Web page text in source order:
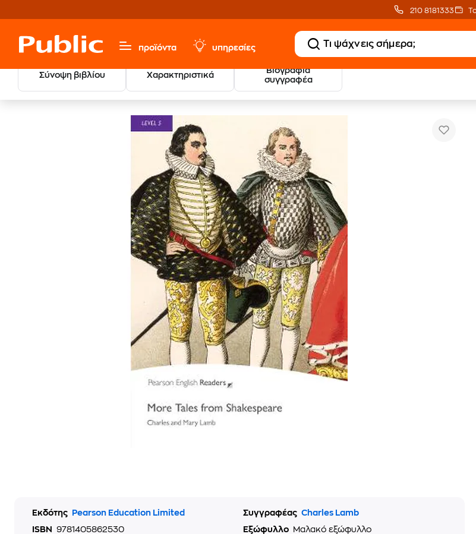
210 8181333
προϊόντα υπηρεσίες
Σύνοψη βιβλίου Χαρακτηριστικά
Βιογραφία
συγγραφέα
Αγγλικά Readers
Εκδότης Pearson Education Limited Συγγραφέας Charles Lamb
ISBN
9781405862530 Εξώφυλλο
Μαλακό εξώφυλλο